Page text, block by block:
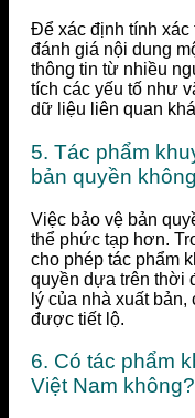
Để xác định tính xác
đánh giá nội dung
thông tin từ nhiều
tích các yếu tố như
dữ liệu liên quan
5. Tác phẩm
bản quyền
Việc bảo vệ bản
thể phức tạp hơn.
cho phép tác phẩm
quyền dựa trên thời
lý của nhà xuất bản,
được tiết lộ.
6. Có tác phẩm
Việt Nam không?